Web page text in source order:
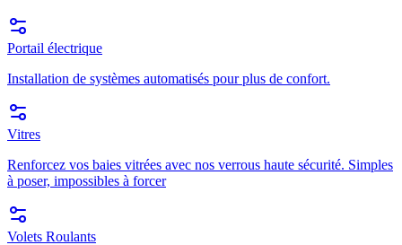
Portail électrique
Installation de systèmes automatisés pour plus de confort.
Vitres
Renforcez vos baies vitrées avec nos verrous haute sécurité. Simples
à poser, impossibles à forcer
Volets Roulants